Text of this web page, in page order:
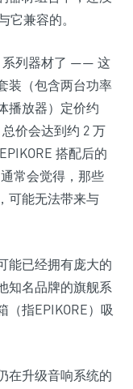
它兼容的。
系列器材了 —— 这
装（包含两台功率
播放器）定价约
价会达到约 2 万
搭配后的
常会觉得，那些
可能无法带来与
能已经拥有庞大的
知名品牌的旗舰系
指EPIKORE）吸
在升级音响系统的